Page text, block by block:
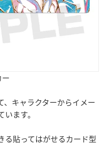
キャラクターからイメー
ます。
る貼ってはがせるカード型